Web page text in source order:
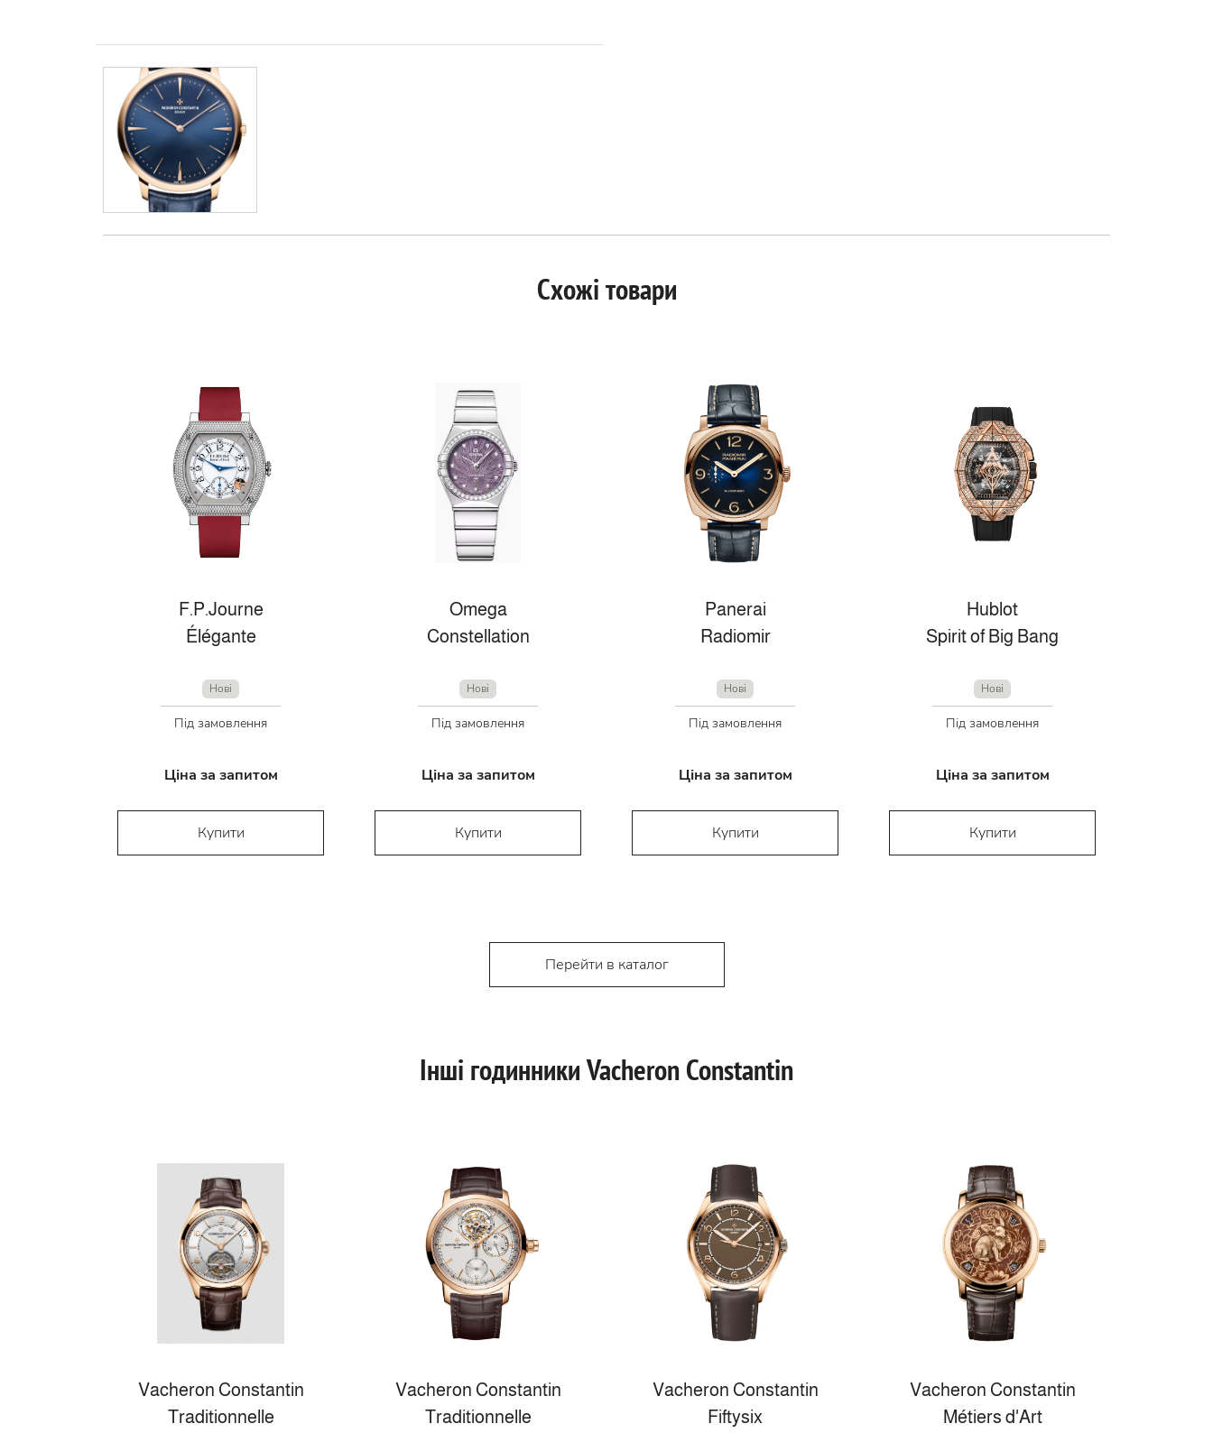
Схожі товари
F.P.Journe
Élégante
Нові
Під замовлення
Ціна за запитом
Купити
Omega
Constellation
Нові
Під замовлення
Ціна за запитом
Купити
Panerai
Radiomir
Нові
Під замовлення
Ціна за запитом
Купити
Hublot
Spirit of Big Bang
Нові
Під замовлення
Ціна за запитом
Купити
Перейти в каталог
Інші годинники Vacheron Constantin
Vacheron Constantin
Traditionnelle
Vacheron Constantin
Traditionnelle
Vacheron Constantin
Fiftysix
Vacheron Constantin
Métiers d'Art